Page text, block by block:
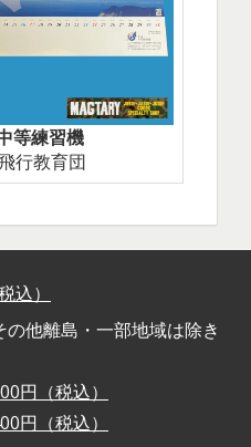
等練習機
行教育団
込）
他離島・一部地域は除き
円（税込）
円（税込）